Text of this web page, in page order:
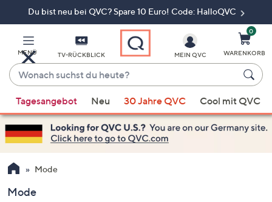
Du bist neu bei QVC? Spare 10 Euro! Code: HalloQVC
MENÜ TV-RÜCKBLICK
Wonach
suchst
du
heute?
Vorschläge
verfügbar
sind,
verwenden
Sie
Pfeiltasten
MEIN QVC
0
WARENKORB
Tagesangebot Neu 30 Jahre QVC Cool mit QVC
Mode
Mode